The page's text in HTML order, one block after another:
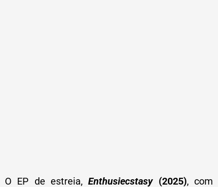
O EP de estreia,Enthusiecstasy(2025), com